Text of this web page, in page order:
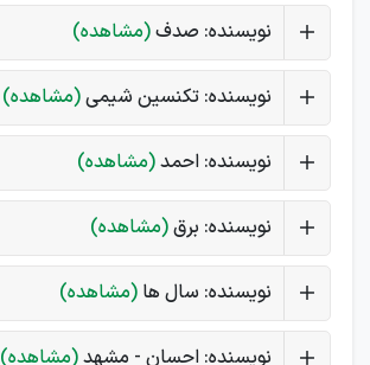
نویسنده: صدف(مشاهده)
نویسنده: تکنسین شیمی(مشاهده)
نویسنده: احمد(مشاهده)
نویسنده: برق(مشاهده)
نویسنده: سال ها (مشاهده)
نویسنده: احسان - مشهد(مشاهده)